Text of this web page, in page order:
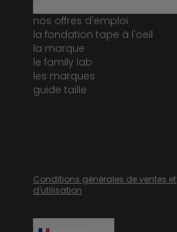
nos offres d'emploi
la fondation tape à l'oeil
la marque
le family lab
les marques
guide taille
Conditions générales de ventes et
d'utilisation